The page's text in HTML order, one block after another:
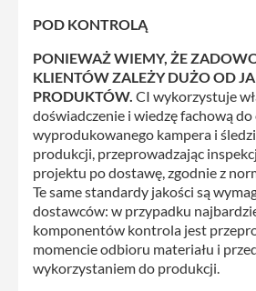
POD KONTROLĄ
PONIEWAŻ WIEMY, ŻE
KLIENTÓW ZALEŻY DUŻO OD
PRODUKTÓW. CI wykorzystuje
doświadczenie i wiedzę fachową do
wyprodukowanego kampera i śledzi
produkcji, przeprowadzając
projektu po dostawę, zgodnie z
Te same standardy jakości są
dostawców: w przypadku
komponentów kontrola jest
momencie odbioru materiału i
wykorzystaniem do produkcji.